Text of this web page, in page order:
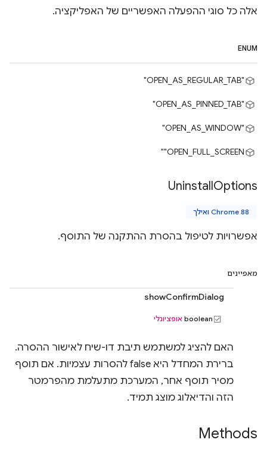
אלה כל סוגי ההפעלה האפשריים של האפליקציה.
ENUM
"OPEN_AS_REGULAR_TAB"
"OPEN_AS_PINNED_TAB"
"OPEN_AS_WINDOW"
‎"OPEN_FULL_SCREEN"
UninstallOptions
Chrome 88 ואילך
אפשרויות לטיפול בהסרת ההתקנה של התוסף.
מאפיינים
showConfirmDialog
‫boolean אופציונלי
האם להציג למשתמש תיבת דו-שיח לאישור ההסרה.
ברירת המחדל היא false להסרות עצמיות. אם תוסף
מסיר תוסף אחר, המערכת מתעלמת מהפרמטר
הזה והדיאלוג מוצג תמיד.
Methods